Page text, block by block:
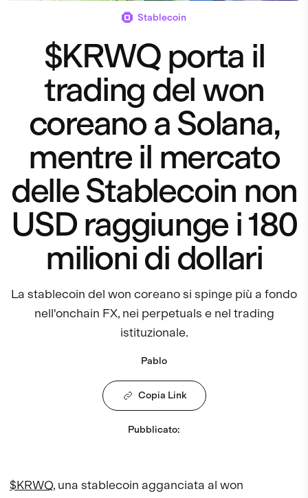
Stablecoin
$KRWQ porta il
trading del won
coreano a Solana,
mentre il mercato
delle Stablecoin non
USD raggiunge i 180
milioni di dollari
La stablecoin del won coreano si spinge più a fondo
nell'onchain FX, nei perpetuals e nel trading
istituzionale.
Pablo
Copia Link
Pubblicato:
$KRWQ, una stablecoin agganciata al won